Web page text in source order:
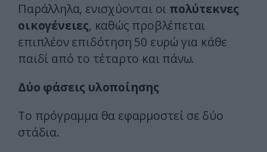
Παράλληλα, ενισχύονται οι πολύτεκνες
οικογένειες, καθώς προβλέπεται
επιπλέον επιδότηση 50 ευρώ για κάθε
παιδί από το τέταρτο και πάνω.
Δύο φάσεις υλοποίησης
Το πρόγραμμα θα εφαρμοστεί σε δύο
στάδια.